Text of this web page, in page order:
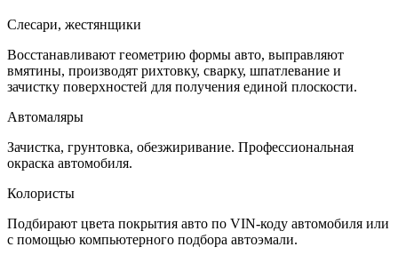
Слесари, жестянщики
Восстанавливают геометрию формы авто, выправляют
вмятины, производят рихтовку, сварку, шпатлевание и
зачистку поверхностей для получения единой плоскости.
Автомаляры
Зачистка, грунтовка, обезжиривание. Профессиональная
окраска автомобиля.
Колористы
Подбирают цвета покрытия авто по VIN-коду автомобиля или
с помощью компьютерного подбора автоэмали.